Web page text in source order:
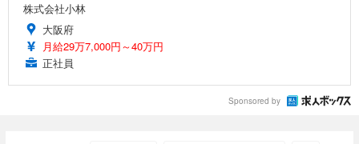
株式会社小林
大阪府
月給29万7,000円～40万円
正社員
Sponsored by